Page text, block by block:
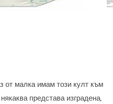
от малка имам този култ към
представа изградена,